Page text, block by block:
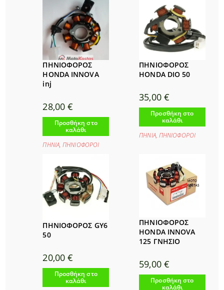
ΠΗΝΙΟΦΟΡΟΣ
HONDA INNOVA
inj
28,00€
Προσθήκη στο
καλάθι
ΠΗΝΙΑ,ΠΗΝΙΟΦΟΡΟΙ
ΠΗΝΙΟΦΟΡΟΣ
HONDA DIO 50
35,00 €
Προσθήκη στο
καλάθι
ΠΗΝΙΑ, ΠΗΝΙΟΦΟΡΟΙ
ΠΗΝΙΟΦΟΡΟΣ GY6
50
20,00€
Προσθήκη στο
καλάθι
ΠΗΝΙΟΦΟΡΟΣ
HONDA INNOVA
125 ΓΝΗΣΙΟ
59,00 €
Προσθήκη στο
καλάθι